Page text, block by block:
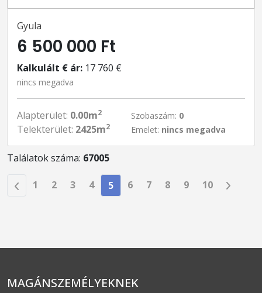
Gyula
6 500 000 Ft
Kalkulált € ár: 17 760 €
nincs megadva
Alapterület: 0.00m2
Telekterület: 2425m2
Szobaszám: 0
Emelet: nincs megadva
Találatok száma: 67005
1 2 3 4 5 6 7 8 9 10
MAGÁNSZEMÉLYEKNEK